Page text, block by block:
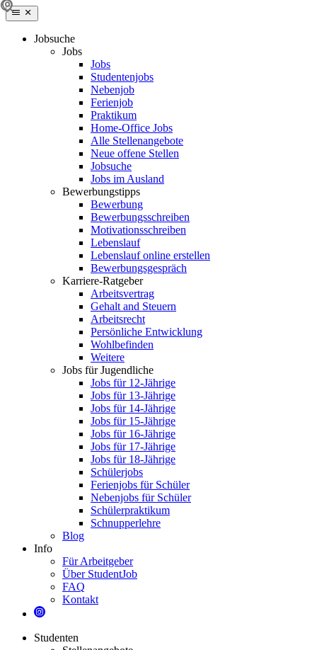
Jobsuche
Jobs
Jobs
Studentenjobs
Nebenjob
Ferienjob
Praktikum
Home-Office Jobs
Alle Stellenangebote
Neue offene Stellen
Jobsuche
Jobs im Ausland
Bewerbungstipps
Bewerbung
Bewerbungsschreiben
Motivationsschreiben
Lebenslauf
Lebenslauf online erstellen
Bewerbungsgespräch
Karriere-Ratgeber
Arbeitsvertrag
Gehalt and Steuern
Arbeitsrecht
Persönliche Entwicklung
Wohlbefinden
Weitere
Jobs für Jugendliche
Jobs für 12-Jährige
Jobs für 13-Jährige
Jobs für 14-Jährige
Jobs für 15-Jährige
Jobs für 16-Jährige
Jobs für 17-Jährige
Jobs für 18-Jährige
Schülerjobs
Ferienjobs für Schüler
Nebenjobs für Schüler
Schülerpraktikum
Schnupperlehre
Blog
Info
Für Arbeitgeber
Über StudentJob
FAQ
Kontakt
Studenten